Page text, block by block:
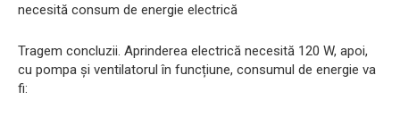
necesită consum de energie electrică
Tragem concluzii. Aprinderea electrică necesită 120 W, apoi,
cu pompa și ventilatorul în funcțiune, consumul de energie va
fi: